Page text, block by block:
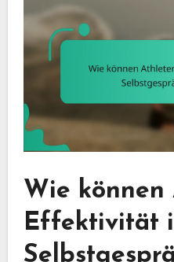
Wie
Effektivität